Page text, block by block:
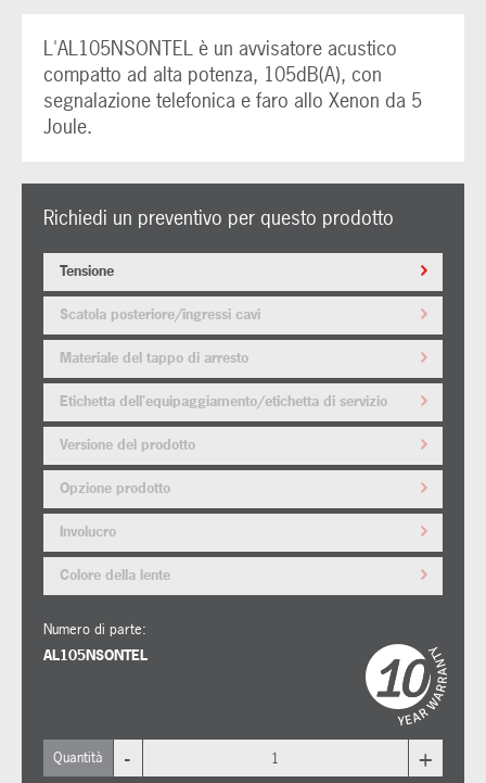
L'AL105NSONTEL è un avvisatore acustico
compatto ad alta potenza, 105dB(A), con
segnalazione telefonica e faro allo Xenon da 5
Joule.
Richiedi un preventivo per questo prodotto
Tensione
Scatola posteriore/ingressi cavi
Materiale del tappo di arresto
Etichetta dell'equipaggiamento/etichetta di servizio
Versione del prodotto
Opzione prodotto
Involucro
Colore della lente
Numero di parte:
AL105NSONTEL
Quantità - +